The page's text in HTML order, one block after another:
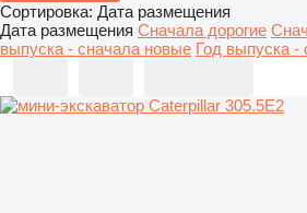
Сортировка: Дата размещения
Дата размещения Сначала дорогие
выпуска - сначала новые Год выпуска -